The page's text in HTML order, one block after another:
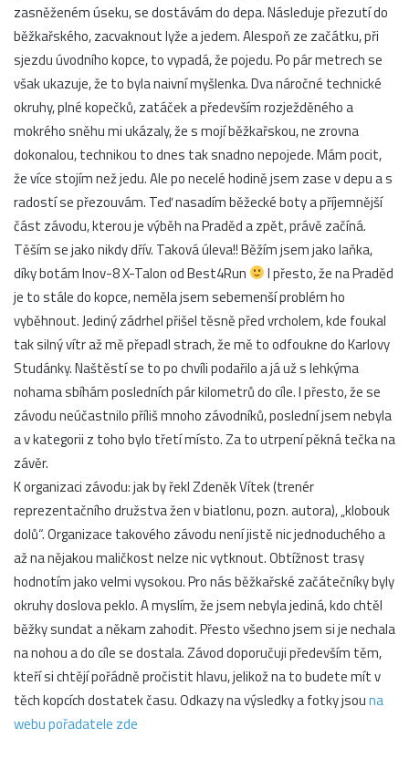
zasněženém úseku, se dostávám do depa. Následuje přezutí do
běžkařského, zacvaknout lyže a jedem. Alespoň ze začátku, při
sjezdu úvodního kopce, to vypadá, že pojedu. Po pár metrech se
však ukazuje, že to byla naivní myšlenka. Dva náročné technické
okruhy, plné kopečků, zatáček a především rozježděného a
mokrého sněhu mi ukázaly, že s mojí běžkařskou, ne zrovna
dokonalou, technikou to dnes tak snadno nepojede. Mám pocit,
že více stojím než jedu. Ale po necelé hodině jsem zase v depu a s
radostí se přezouvám. Teď nasadím běžecké boty a příjemnější
část závodu, kterou je výběh na Praděd a zpět, právě začíná.
Těším se jako nikdy dřív. Taková úleva!! Běžím jsem jako laňka,
díky botám Inov-8 X-Talon od Best4Run
I přesto, že na Praděd
je to stále do kopce, neměla jsem sebemenší problém ho
vyběhnout. Jediný zádrhel přišel těsně před vrcholem, kde foukal
tak silný vítr až mě přepadl strach, že mě to odfoukne do Karlovy
Studánky. Naštěstí se to po chvíli podařilo a já už s lehkýma
nohama sbíhám posledních pár kilometrů do cíle. I přesto, že se
závodu neúčastnilo příliš mnoho závodníků, poslední jsem nebyla
a v kategorii z toho bylo třetí místo. Za to utrpení pěkná tečka na
závěr.
K organizaci závodu: jak by řekl Zdeněk Vítek (trenér
reprezentačního družstva žen v biatlonu, pozn. autora), „klobouk
dolů“. Organizace takového závodu není jistě nic jednoduchého a
až na nějakou maličkost nelze nic vytknout. Obtížnost trasy
hodnotím jako velmi vysokou. Pro nás běžkařské začátečníky byly
okruhy doslova peklo. A myslím, že jsem nebyla jediná, kdo chtěl
běžky sundat a někam zahodit. Přesto všechno jsem si je nechala
na nohou a do cíle se dostala. Závod doporučuji především těm,
kteří si chtějí pořádně pročistit hlavu, jelikož na to budete mít v
těch kopcích dostatek času. Odkazy na výsledky a fotky jsouna
webu pořadatele zde